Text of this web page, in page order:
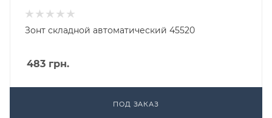
Зонт складной автоматический 45520
483 грн.
ПОД ЗАКАЗ